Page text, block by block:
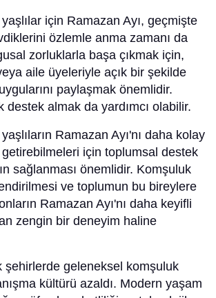
için Ramazan Ayı, geçmişte
özlemle anma zamanı da
zorluklarla başa çıkmak için,
aile üyeleriyle açık bir şekilde
paylaşmak önemlidir.
destek almak da yardımcı olabilir.
Ramazan Ayı'nı daha kolay
getirebilmeleri için toplumsal destek
sağlanması önemlidir. Komşuluk
ve toplumun bu bireylere
Ramazan Ayı'nı daha keyifli
zengin bir deneyim haline
şehirlerde geleneksel komşuluk
kültürü azaldı. Modern yaşam